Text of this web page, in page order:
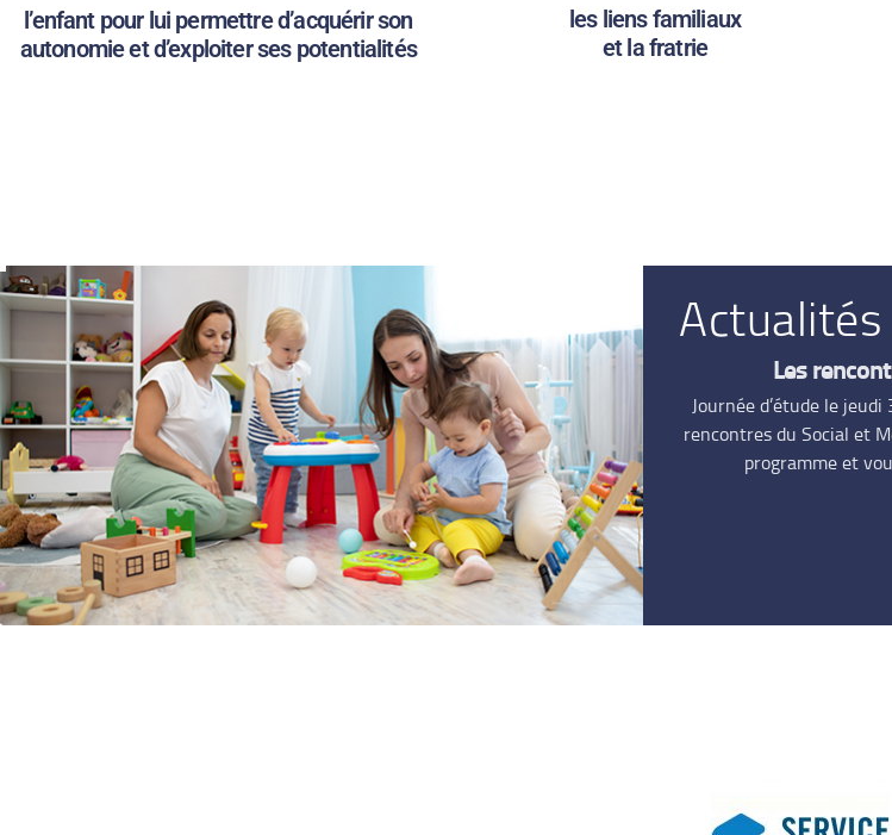
l’enfant pour lui permettre d’acquérir son
autonomie et d’exploiter ses potentialités
les liens familiaux
et la fratrie
Actualités
Les
Journée d’étude le jeudi
rencontres du Social et
programme et